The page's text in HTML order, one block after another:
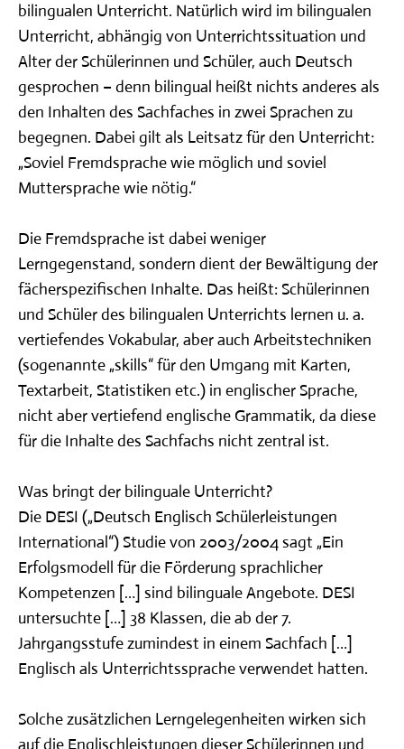
bilingualen Unterricht. Natürlich wird im bilingualen
Unterricht, abhängig von Unterrichtssituation und
Alter der Schülerinnen und Schüler, auch Deutsch
gesprochen – denn bilingual heißt nichts anderes als
den Inhalten des Sachfaches in zwei Sprachen zu
begegnen. Dabei gilt als Leitsatz für den Unterricht:
„Soviel Fremdsprache wie möglich und soviel
Muttersprache wie nötig.“
Die Fremdsprache ist dabei weniger
Lerngegenstand, sondern dient der Bewältigung der
fächerspezifischen Inhalte. Das heißt: Schülerinnen
und Schüler des bilingualen Unterrichts lernen u. a.
vertiefendes Vokabular, aber auch Arbeitstechniken
(sogenannte „skills“ für den Umgang mit Karten,
Textarbeit, Statistiken etc.) in englischer Sprache,
nicht aber vertiefend englische Grammatik, da diese
für die Inhalte des Sachfachs nicht zentral ist.
Was bringt der bilinguale Unterricht?
Die DESI („Deutsch Englisch Schülerleistungen
International“) Studie von 2003/2004 sagt „Ein
Erfolgsmodell für die Förderung sprachlicher
Kompetenzen […] sind bilinguale Angebote. DESI
untersuchte […] 38 Klassen, die ab der 7.
Jahrgangsstufe zumindest in einem Sachfach […]
Englisch als Unterrichtssprache verwendet hatten.
Solche zusätzlichen Lerngelegenheiten wirken sich
auf die Englischleistungen dieser Schülerinnen und